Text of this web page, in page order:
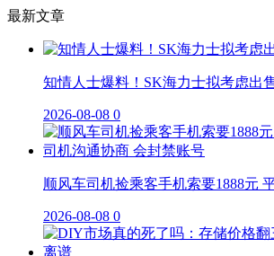
最新文章
知情人士爆料！SK海力士拟考虑出
2026-08-08 0
顺风车司机捡乘客手机索要1888元
2026-08-08 0